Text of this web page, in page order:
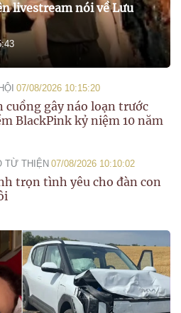
livestream nói về Lưu
07/08/2026 10:15:20
cuồng gây náo loạn trước
BlackPink kỷ niệm 10 năm
TỪ THIỆN 07/08/2026 10:10:02
trọn tình yêu cho đàn con